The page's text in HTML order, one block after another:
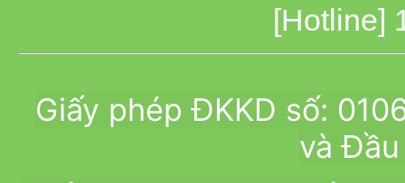
[Hotline]
Giấy phép ĐKKD số:
và